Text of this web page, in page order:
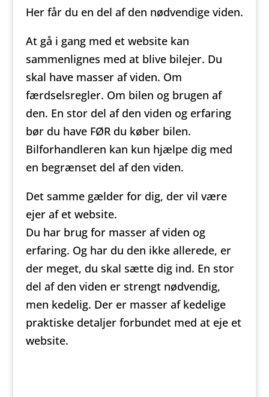
Her får du en del af den nødvendige viden.
At gå i gang med et website kan
sammenlignes med at blive bilejer. Du
skal have masser af viden. Om
færdselsregler. Om bilen og brugen af
den. En stor del af den viden og erfaring
bør du have FØR du køber bilen.
Bilforhandleren kan kun hjælpe dig med
en begrænset del af den viden.
Det samme gælder for dig, der vil være
ejer af et website.
Du har brug for masser af viden og
erfaring. Og har du den ikke allerede, er
der meget, du skal sætte dig ind. En stor
del af den viden er strengt nødvendig,
men kedelig. Der er masser af kedelige
praktiske detaljer forbundet med at eje et
website.